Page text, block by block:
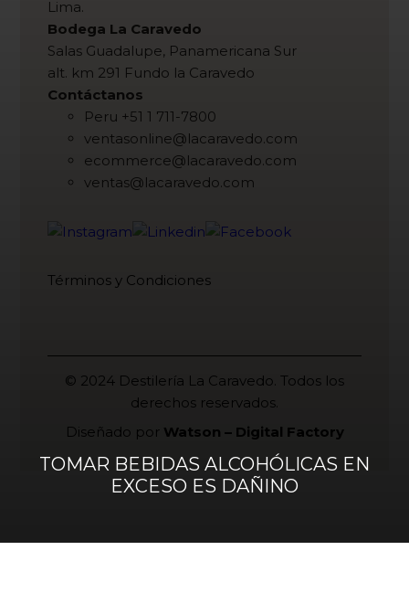
Lima.
Bodega La Caravedo
Salas Guadalupe, Panamericana Sur
alt. km 291 Fundo la Caravedo
Contáctanos
Peru +51 1 711-7800
ventasonline@lacaravedo.com
ecommerce@lacaravedo.com
ventas@lacaravedo.com
Términos y Condiciones
© 2024 Destilería La Caravedo. Todos los
derechos reservados.
Diseñado por Watson – Digital Factory
TOMAR BEBIDAS ALCOHÓLICAS EN
EXCESO ES DAÑINO